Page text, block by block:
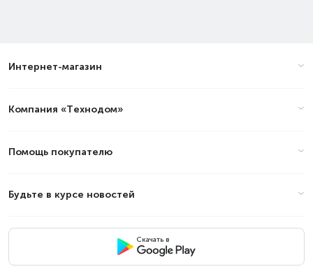
Интернет-магазин
Компания «Технодом»
Помощь покупателю
Будьте в курсе новостей
Скачать в